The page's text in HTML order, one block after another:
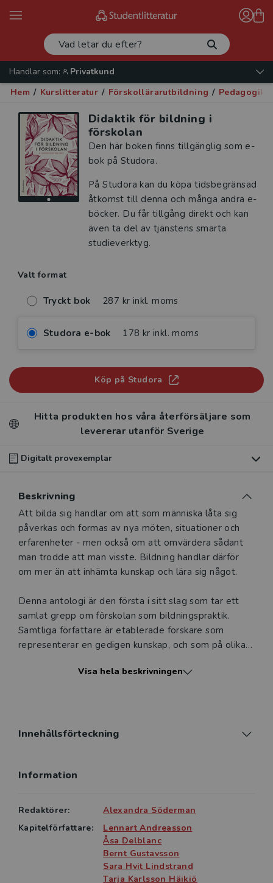
Handlar som:
Privatkund
Hem / Kurslitteratur / Förskollärarutbildning / Pedagogik
Didaktik för bildning i
förskolan
Den här boken finns tillgänglig som e-
bok på Studora.
På Studora kan du köpa tidsbegränsad
åtkomst till denna och många andra e-
böcker. Du får tillgång direkt och kan
även ta del av tjänstens smarta
studieverktyg.
Valt format
Tryckt bok 287 kr inkl. moms
Studora e-bok 178 kr inkl. moms
Köp på Studora
Hitta produkten hos våra återförsäljare som
levererar utanför Sverige
Digitalt provexemplar
digitalt provexemplar av den här produkten
Våra digitala provexemplar tillhandahålls via Studora.se
och ger dig tillgång till boken under 180 dagar. Observera
att erbjudandet endast gäller relevanta produkter för din
undervisning (nivå och ämne) och dig som är verksam i
önskar ytterligare information eller har frågor om
produkten.
Den här produkten kan beställas av lärare på universitet
eller högskola. Om det gäller tjänsteexemplar av en
kursbok på befintlig kurslista hänvisar vi till din
Beskrivning
Beskrivning
Att bilda sig handlar om att som människa låta sig
påverkas och formas av nya möten, situationer och
erfarenheter - men också om att omvärdera sådant
man trodde att man visste. Bildning handlar därför
om mer än att inhämta kunskap och lära sig något.
Denna antologi är den första i sitt slag som tar ett
samlat grepp om förskolan som bildningspraktik.
Samtliga författare är etablerade forskare som
representerar en gedigen kunskap, och som på olika
mellan förskola, bildning och didaktik kopplat till olika
fördjupar förståelsen av förskolans pedagogiska och
pedagoger. Författarna rör sig mellan teoretiska
hur barns bildningsprocesser kan stödjas i förskolans
Didaktik för bildning i förskolan riktar sig till studenter
inom förskollärarutbildning och pedagogik,
verksamma förskollärare, masterstudenter och andra
Visa hela beskrivningen
Innehållsförteckning
Information
Redaktörer:
Alexandra Söderman
Kapitelförfattare:
Lennart Andreasson
Åsa Delblanc
Bernt Gustavsson
Sara Hvit Lindstrand
Tarja Karlsson Häikiö